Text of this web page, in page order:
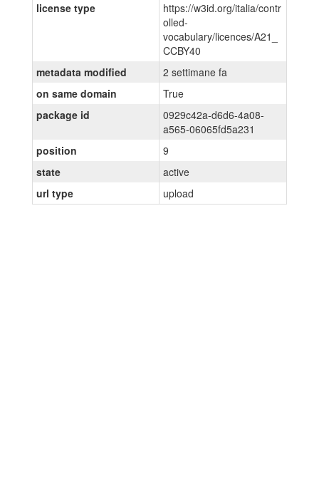
license type
https://w3id.org/italia/contr
olled-
vocabulary/licences/A21_
CCBY40
metadata modified
2 settimane fa
on same domain
True
package id
0929c42a-d6d6-4a08-
a565-06065fd5a231
position
9
state
active
url type
upload